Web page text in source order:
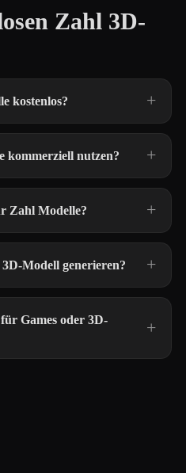
Zahl 3D-
kostenlos?
kommerziell nutzen?
Zahl Modelle?
Modell generieren?
Games oder 3D-